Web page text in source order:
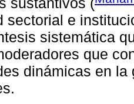
sectorial e
sistemática
que
dinámicas en